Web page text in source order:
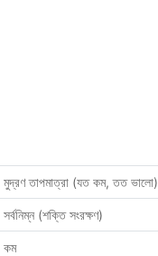
মুদ্রণ তাপমাত্রা (যত কম, তত ভালো)
সর্বনিম্ন (শক্তি সংরক্ষণ)
কম